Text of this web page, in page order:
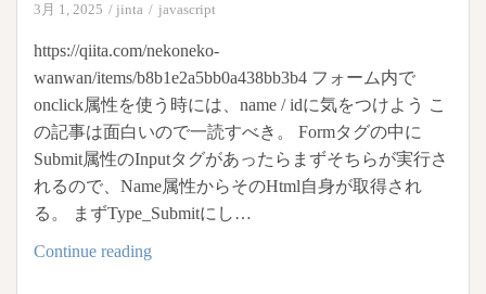
forEach
3月 1, 2025 jinta javascript
https://qiita.com/nekoneko-
wanwan/items/b8b1e2a5bb0a438bb3b4 フォーム内で
onclick属性を使う時には、name / idに気をつけよう こ
の記事は面白いので一読すべき。 Formタグの中に
Submit属性のInputタグがあったらまずそちらが実行さ
れるので、Name属性からそのHtml自身が取得され
る。 まずType_Submitにし…
Continue reading